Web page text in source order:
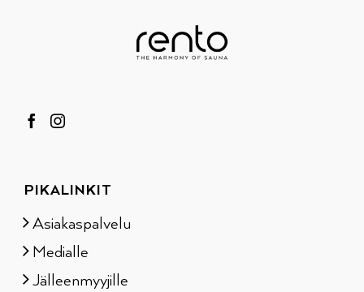
PIKALINKIT
Asiakaspalvelu
Medialle
Jälleenmyyjille